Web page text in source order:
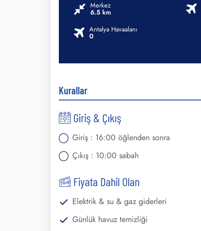
Merkez
6.5 km
Antalya Havaalanı
0
Kurallar
Giriş & Çıkış
Giriş : 16:00 öğlenden sonra
Çıkış : 10:00 sabah
Fiyata Dahil Olan
Elektrik & su & gaz giderleri
Günlük havuz temizliği